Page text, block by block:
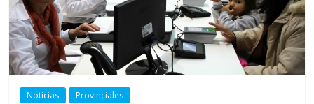
Noticias Provinciales